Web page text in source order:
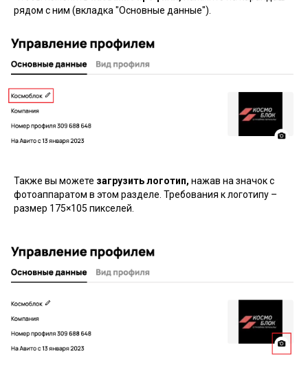
рядом с ним (вкладка "Основные данные").
Также вы можете загрузить логотип, нажав на значок с
фотоаппаратом в этом разделе. Требования к логотипу –
размер 175×105 пикселей.